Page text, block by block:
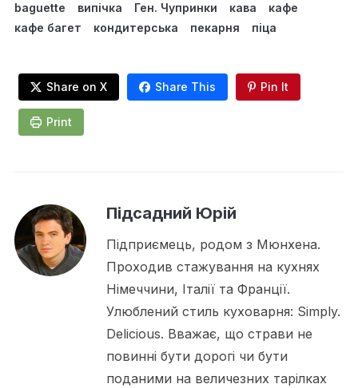
baguette випічка Ген. Чупринки кава
кафе
кафе багет
кондитерська пекарня піца
Share on X Share This Pin It
Print
Підсадний Юрій
Підприємець, родом з Мюнхена.
Проходив стажування на кухнях
Німеччини, Італії та Франції.
Улюблений стиль куховарня: Simply.
Delicious. Вважає, що страви не
повинні бути дорогі чи бути
поданими на величезних тарілках